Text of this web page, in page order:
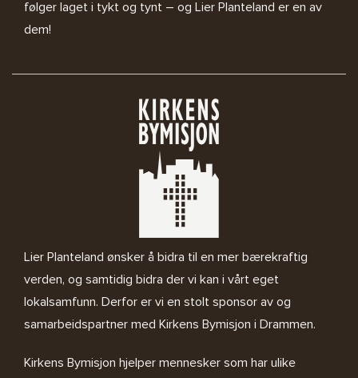
følger laget i tykt og tynt – og Lier Planteland er en av
dem!
Lier Planteland ønsker å bidra til en mer bærekraftig
verden, og samtidig bidra der vi kan i vårt eget
lokalsamfunn. Derfor er vi en stolt sponsor av og
samarbeidspartner med Kirkens Bymisjon i Drammen.
Kirkens Bymisjon hjelper mennesker som har ulike